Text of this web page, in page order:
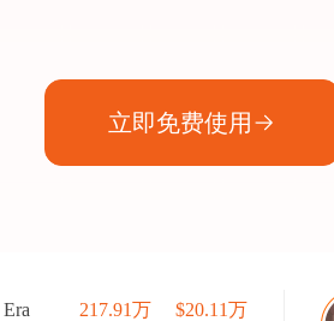
立即免费使用
217.91万 $20.11万